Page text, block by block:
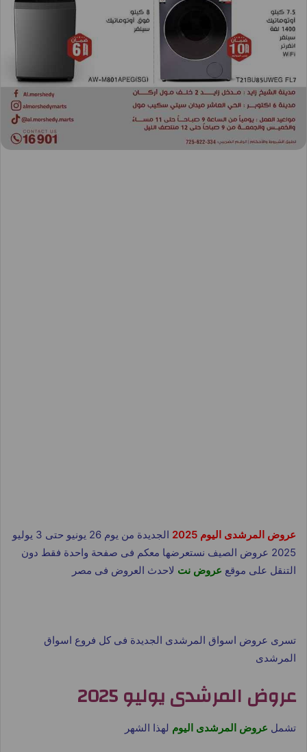
عروض المرشدى اليوم 2025
الجديدة من يوم 26 يونيو حتى 3 يوليو
2025 عروض الصيف نستعرضها معكم فى صفحة واحدة فقط دون
التنقل على موقع عروض نت لاحدث العروض فى مصر
تسرى عروض اسواق المرشدى الجديدة فى كل فروع اسواق
المرشدى
عروض المرشدى يوليو 2025
تشمل عروض المرشدى اليوم لهذا الشهر